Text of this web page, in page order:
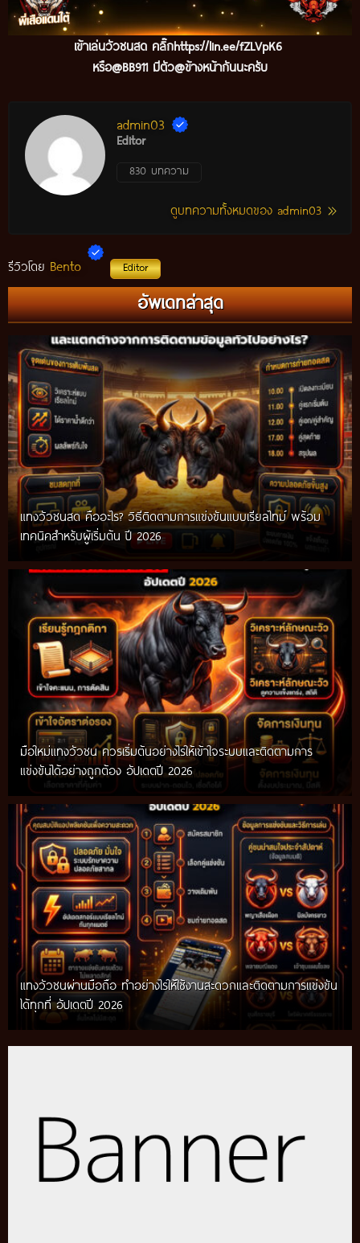
เข้าเล่นวัวชนสด คลิ๊กhttps://lin.ee/fZLVpK6
หรือ@BB911 มีตัว@ข้างหน้ากันนะครับ
admin03
Editor
830 บทความ
ดูบทความทั้งหมดของ admin03
รีวิวโดย Bento Editor
อัพเดทล่าสุด
แทงวัวชนสด คืออะไร? วิธีติดตามการแข่งขันแบบเรียลไทม์ พร้อม
เทคนิคสำหรับผู้เริ่มต้น ปี 2026
มือใหม่แทงวัวชน ควรเริ่มต้นอย่างไรให้เข้าใจระบบและติดตามการ
แข่งขันได้อย่างถูกต้อง อัปเดตปี 2026
แทงวัวชนผ่านมือถือ ทำอย่างไรให้ใช้งานสะดวกและติดตามการแข่งขัน
ได้ทุกที่ อัปเดตปี 2026